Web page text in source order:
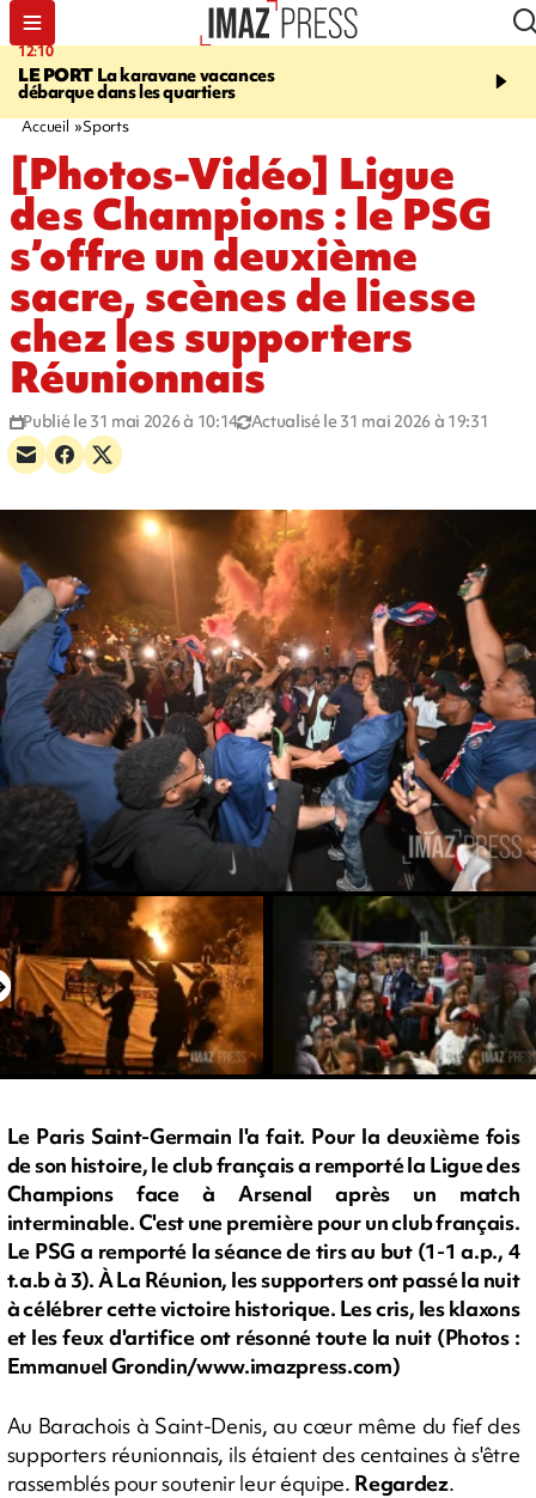
12:10
LE PORT La karavane vacances
débarque dans les quartiers
16:49
Un
bouledogue observé
Accueil Sports
[Photos-Vidéo] Ligue
des Champions : le PSG
s’offre un deuxième
sacre, scènes de liesse
chez les supporters
Réunionnais
Publié le 31 mai 2026 à 10:14 Actualisé le 31 mai 2026 à 19:31
Le Paris Saint-Germain l'a fait. Pour la deuxième fois
de son histoire, le club français a remporté la Ligue des
Champions face à Arsenal après un match
interminable. C'est une première pour un club français.
Le PSG a remporté la séance de tirs au but (1-1 a.p., 4
t.a.b à 3). À La Réunion, les supporters ont passé la nuit
à célébrer cette victoire historique. Les cris, les klaxons
et les feux d'artifice ont résonné toute la nuit (Photos :
Emmanuel Grondin/www.imazpress.com)
Au Barachois à Saint-Denis, au cœur même du fief des
supporters réunionnais, ils étaient des centaines à s'être
rassemblés pour soutenir leur équipe. Regardez.